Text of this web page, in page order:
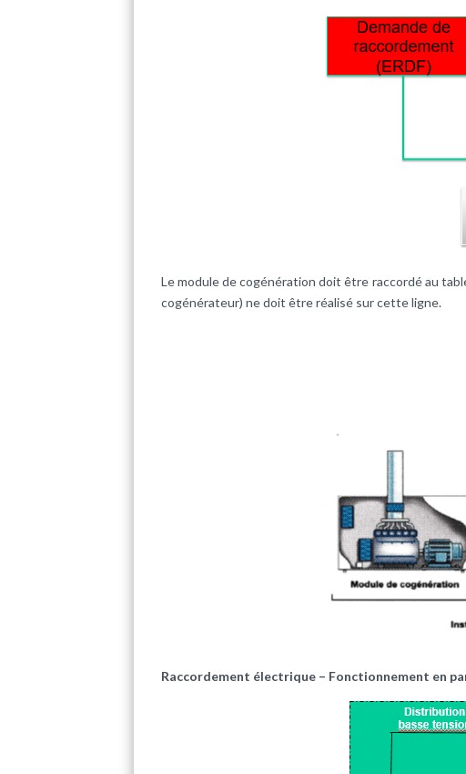
Le module de cogénération doit être raccordé au
cogénérateur) ne doit être réalisé sur cette ligne.
Raccordement électrique – Fonctionnement en